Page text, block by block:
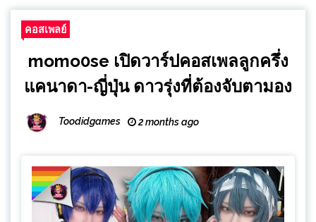
คอสเพลย์
momo0se เปิดวาร์ปคอสเพลลูกครึ่ง
แคนาดา-ญี่ปุ่น ดาวรุ่งที่ต้องจับตามอง
Toodidgames 2 months ago